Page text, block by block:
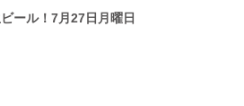
ール！7月27日月曜日